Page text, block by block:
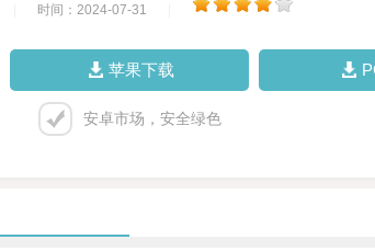
时间：2024-07-31
苹果下载
安卓市场，安全绿色